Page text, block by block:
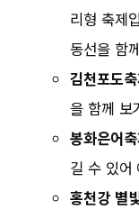
리형 축제
동선을 함
김천포도
을 함께 보
봉화은어
길 수 있어
홍천강 별